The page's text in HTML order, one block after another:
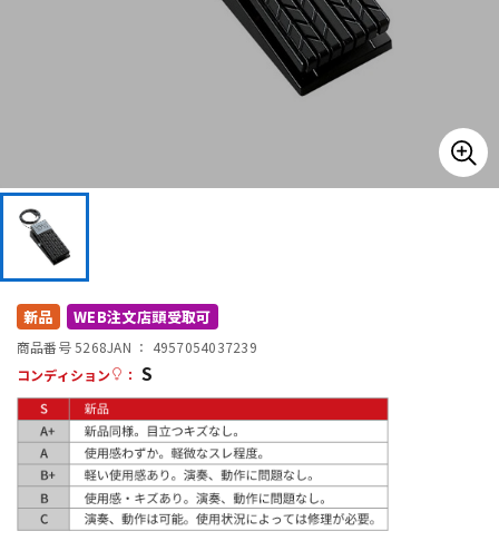
その他楽器
配信/ライブ機器
中古
新品 WEB注文店頭受取可
商品番号 5268JAN ： 4957054037239
コンディション
： S